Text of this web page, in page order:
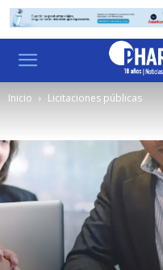
Inicio Licitaciones públicas